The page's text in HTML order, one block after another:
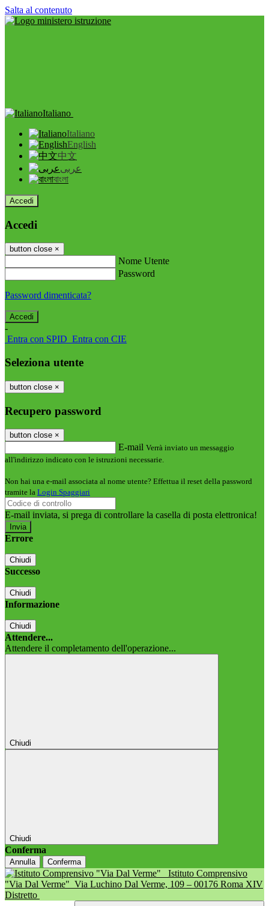
Salta al contenuto
Italiano
Italiano
English
中文
عربى
বাংলা
Accedi
Accedi
button close ×
Nome Utente
Password
Password dimenticata?
-
Entra con SPID Entra con CIE
Seleziona utente
button close ×
Recupero password
button close ×
E-mail Verrà inviato un messaggio
all'indirizzo indicato con le istruzioni necessarie.
Non hai una e-mail associata al nome utente? Effettua il reset della password
tramite la Login Spaggiari
E-mail inviata, si prega di controllare la casella di posta elettronica!
Errore
Chiudi
Successo
Chiudi
Informazione
Chiudi
Attendere...
Attendere il completamento dell'operazione...
Chiudi
Chiudi
Conferma
Annulla Conferma
Istituto Comprensivo
"Via Dal Verme" Via Luchino Dal Verme, 109 – 00176 Roma XIV
Distretto